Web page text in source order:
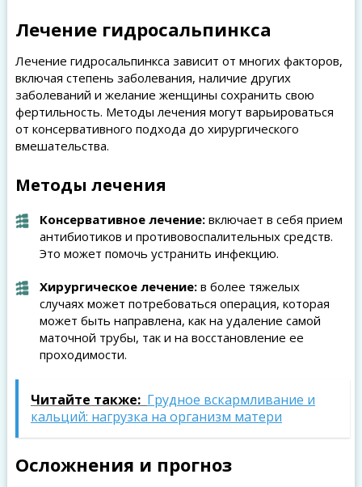
Лечение гидросальпинкса
Лечение гидросальпинкса зависит от многих факторов,
включая степень заболевания, наличие других
заболеваний и желание женщины сохранить свою
фертильность. Методы лечения могут варьироваться
от консервативного подхода до хирургического
вмешательства.
Методы лечения
Консервативное лечение:включает в себя прием
антибиотиков и противовоспалительных средств.
Это может помочь устранить инфекцию.
Хирургическое лечение:в более тяжелых
случаях может потребоваться операция, которая
может быть направлена, как на удаление самой
маточной трубы, так и на восстановление ее
проходимости.
Читайте также: Грудное вскармливание и
кальций: нагрузка на организм матери
Осложнения и прогноз